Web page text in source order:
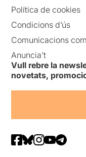
Política de cookies
Condicions d’ús
Comunicacions
Anuncia’t
Vull rebre la
novetats,